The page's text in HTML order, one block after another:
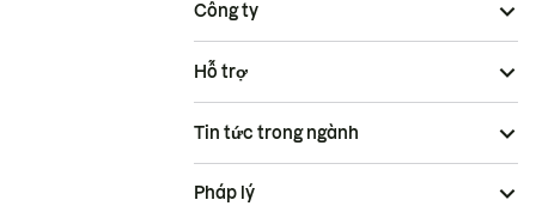
Công ty
Hỗ trợ
Tin tức trong ngành
Pháp lý